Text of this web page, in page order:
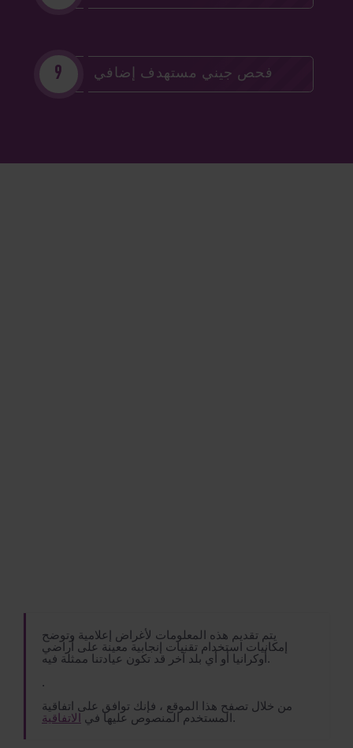
فحص جيني مستهدف إضافي
يتم تقديم هذه المعلومات لأغراض إعلامية وتوضح
إمكانيات استخدام تقنيات إنجابية معينة على أراضي
أوكرانيا أو أي بلد آخر قد تكون عيادتنا ممثلة فيه.
.
من خلال تصفح هذا الموقع ، فإنك توافق على اتفاقية
المستخدم المنصوص عليها في
الاتفاقية .